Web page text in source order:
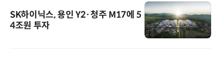
SK하이닉스, 용인 Y2·청주 M17에 5
4조원 투자